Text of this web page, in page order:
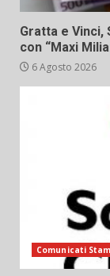
Gratta e Vinci,
con “Maxi
6 Agosto 2026
Comunicati